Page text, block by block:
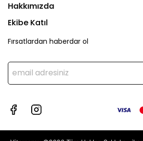
Hakkımızda
Ekibe Katıl
Fırsatlardan haberdar ol